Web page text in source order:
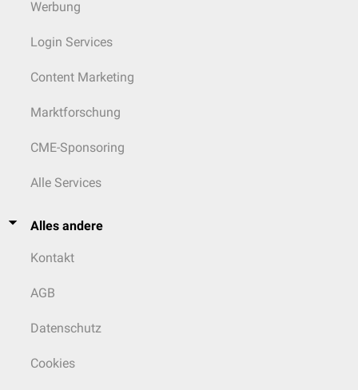
Werbung
Login Services
Content Marketing
Marktforschung
CME-Sponsoring
Alle Services
Alles andere
Kontakt
AGB
Datenschutz
Cookies